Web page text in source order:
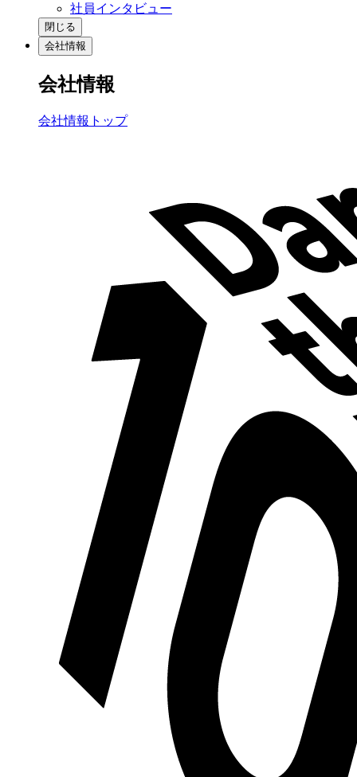
社員インタビュー
閉じる
会社情報
会社情報
会社情報トップ